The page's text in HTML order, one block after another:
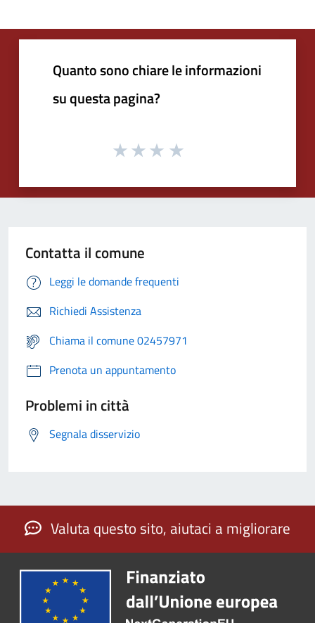
Quanto sono chiare le informazioni
su questa pagina?
Contatta il comune
Leggi le domande frequenti
Richiedi Assistenza
Chiama il comune 02457971
Prenota un appuntamento
Problemi in città
Segnala disservizio
Valuta questo sito, aiutaci a migliorare